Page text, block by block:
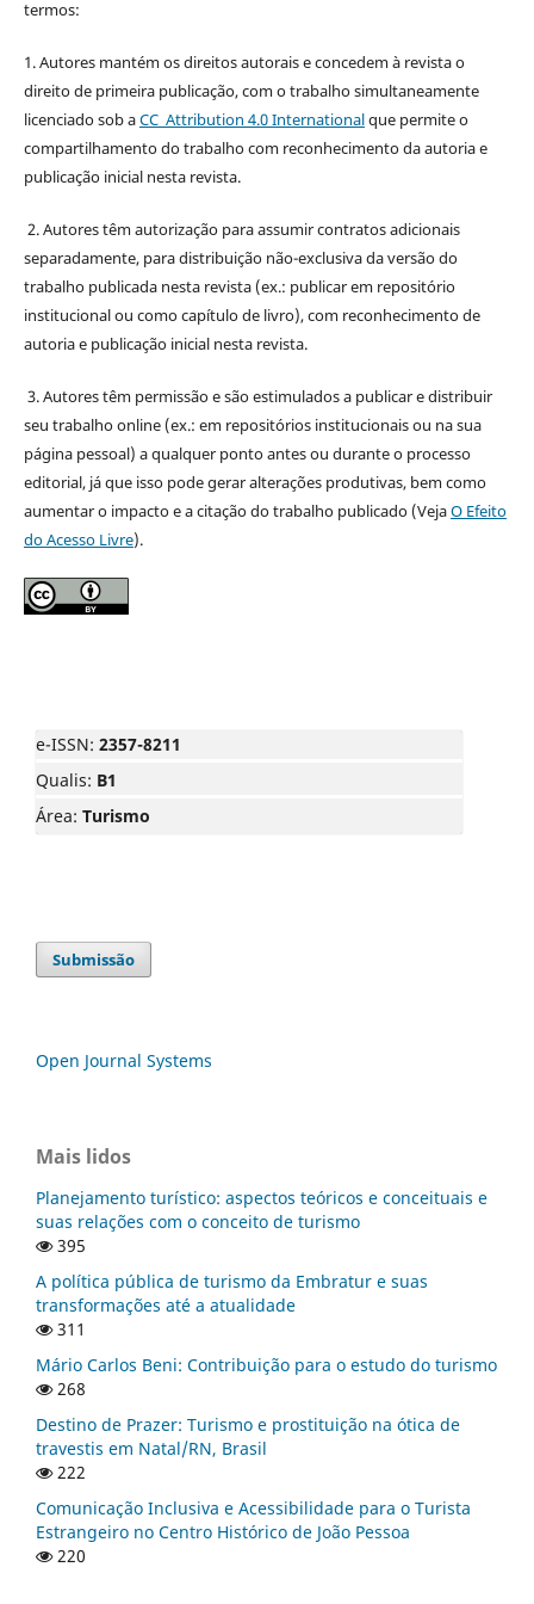
termos:
1. Autores mantém os direitos autorais e concedem à revista o
direito de primeira publicação, com o trabalho simultaneamente
licenciado sob aCC Attribution 4.0 Internationalque permite o
compartilhamento do trabalho com reconhecimento da autoria e
publicação inicial nesta revista.
2. Autores têm autorização para assumir contratos adicionais
separadamente, para distribuição não-exclusiva da versão do
trabalho publicada nesta revista (ex.: publicar em repositório
institucional ou como capítulo de livro), com reconhecimento de
autoria e publicação inicial nesta revista.
3. Autores têm permissão e são estimulados a publicar e distribuir
seu trabalho online (ex.: em repositórios institucionais ou na sua
página pessoal) a qualquer ponto antes ou durante o processo
editorial, já que isso pode gerar alterações produtivas, bem como
aumentar o impacto e a citação do trabalho publicado (VejaO Efeito
do Acesso Livre).
e-ISSN: 2357-8211
Qualis: B1
Área: Turismo
Submissão
Open Journal Systems
Mais lidos
Planejamento turístico: aspectos teóricos e conceituais e
suas relações com o conceito de turismo
395
A política pública de turismo da Embratur e suas
transformações até a atualidade
311
Mário Carlos Beni: Contribuição para o estudo do turismo
268
Destino de Prazer: Turismo e prostituição na ótica de
travestis em Natal/RN, Brasil
222
Comunicação Inclusiva e Acessibilidade para o Turista
Estrangeiro no Centro Histórico de João Pessoa
220